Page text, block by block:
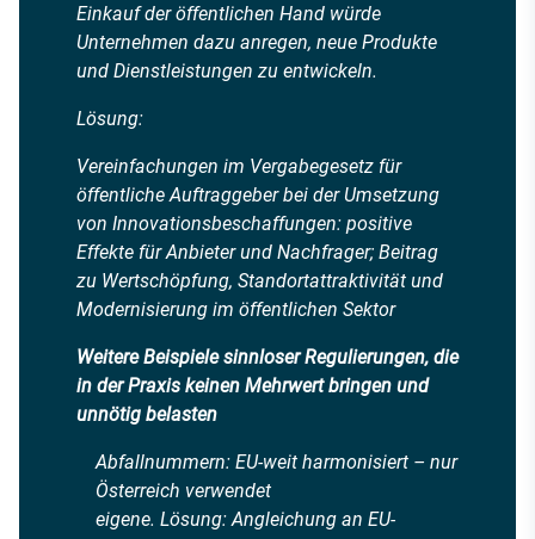
Einkauf der öffentlichen Hand würde
Unternehmen dazu anregen, neue Produkte
und Dienstleistungen zu entwickeln.
Lösung:
Vereinfachungen im Vergabegesetz für
öffentliche Auftraggeber bei der Umsetzung
von Innovationsbeschaffungen: positive
Effekte für Anbieter und Nachfrager; Beitrag
zu Wertschöpfung, Standortattraktivität und
Modernisierung im öffentlichen Sektor
Weitere Beispiele sinnloser Regulierungen, die
in der Praxis keinen Mehrwert bringen und
unnötig belasten
Abfallnummern: EU-weit harmonisiert – nur
Österreich verwendet
eigene. Lösung: Angleichung an EU-